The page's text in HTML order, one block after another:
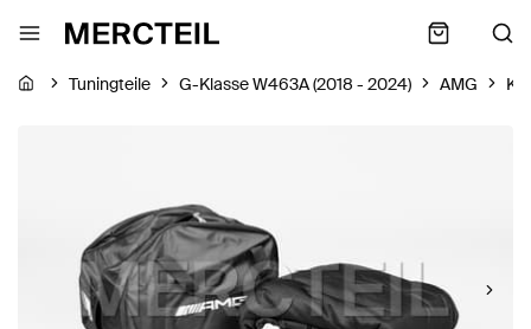
Tuningteile G-Klasse W463A (2018 - 2024) AMG